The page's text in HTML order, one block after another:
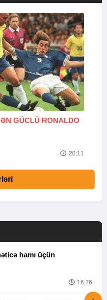
GÜCLÜ RONALDO
20:11
hamı üçün
16:26